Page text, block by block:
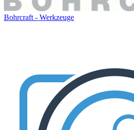
Bohrcraft - Werkzeuge